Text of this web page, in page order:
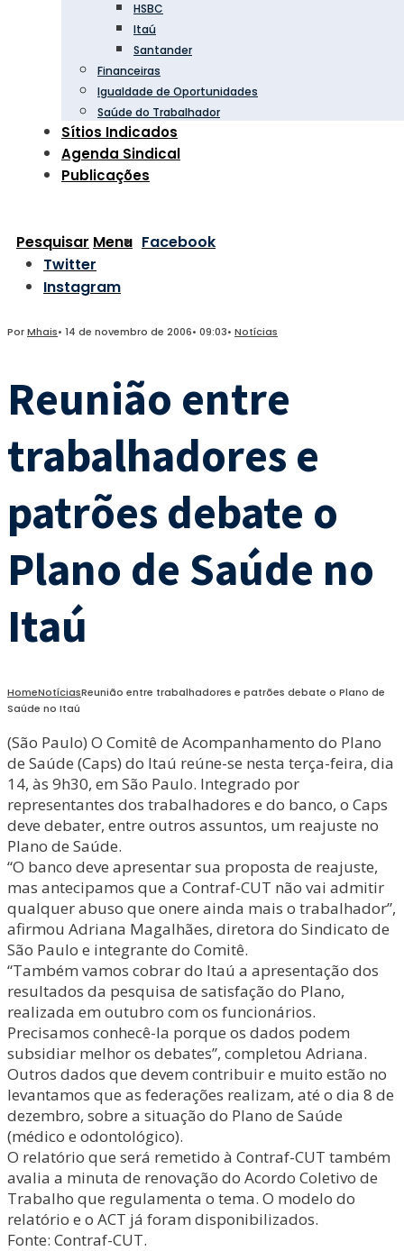
HSBC
Itaú
Santander
Financeiras
Igualdade de Oportunidades
Saúde do Trabalhador
Sítios Indicados
Agenda Sindical
Publicações
Pesquisar Menu Facebook
Twitter
Instagram
PorMhais• 14 de novembro de 2006• 09:03• Notícias
Reunião entre
trabalhadores e
patrões debate o
Plano de Saúde no
Itaú
HomeNotíciasReunião entre trabalhadores e patrões debate o Plano de
Saúde no Itaú
(São Paulo) O Comitê de Acompanhamento do Plano
de Saúde (Caps) do Itaú reúne-se nesta terça-feira, dia
14, às 9h30, em São Paulo. Integrado por
representantes dos trabalhadores e do banco, o Caps
deve debater, entre outros assuntos, um reajuste no
Plano de Saúde.
“O banco deve apresentar sua proposta de reajuste,
mas antecipamos que a Contraf-CUT não vai admitir
qualquer abuso que onere ainda mais o trabalhador”,
afirmou Adriana Magalhães, diretora do Sindicato de
São Paulo e integrante do Comitê.
“Também vamos cobrar do Itaú a apresentação dos
resultados da pesquisa de satisfação do Plano,
realizada em outubro com os funcionários.
Precisamos conhecê-la porque os dados podem
subsidiar melhor os debates”, completou Adriana.
Outros dados que devem contribuir e muito estão no
levantamos que as federações realizam, até o dia 8 de
dezembro, sobre a situação do Plano de Saúde
(médico e odontológico).
O relatório que será remetido à Contraf-CUT também
avalia a minuta de renovação do Acordo Coletivo de
Trabalho que regulamenta o tema. O modelo do
relatório e o ACT já foram disponibilizados.
Fonte: Contraf-CUT.